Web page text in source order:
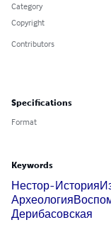
Category
Copyright
Contributors
Specifications
Format
Keywords
Нестор-История
Археология
Дерибасовская